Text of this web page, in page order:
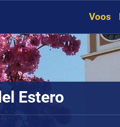
Voos
Estero